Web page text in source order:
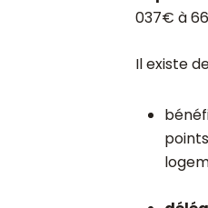
037€ à
Il existe